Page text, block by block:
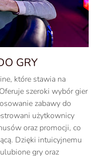
GRY
które stawia na
szeroki wybór gier
zabawy do
użytkownicy
oraz promocji, co
Dzięki intuicyjnemu
gry oraz